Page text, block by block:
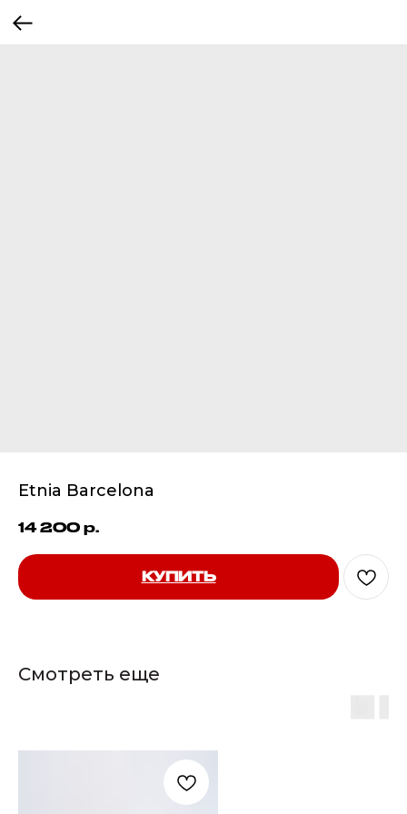
Etnia Barcelona
14 200 р.
КУПИТЬ
Смотреть еще